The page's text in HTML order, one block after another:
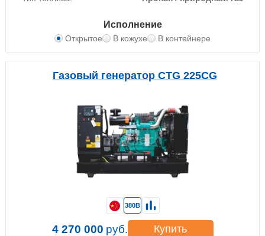
Исполнение
Открытое В кожухе В контейнере
Газовый генератор CTG 225CG
380В
4 270 000 руб. Купить